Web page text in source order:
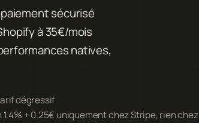
sécurisé
à 35€/mois
natives,
dégressif
+ 0.25€ uniquement chez Stripe, rien chez